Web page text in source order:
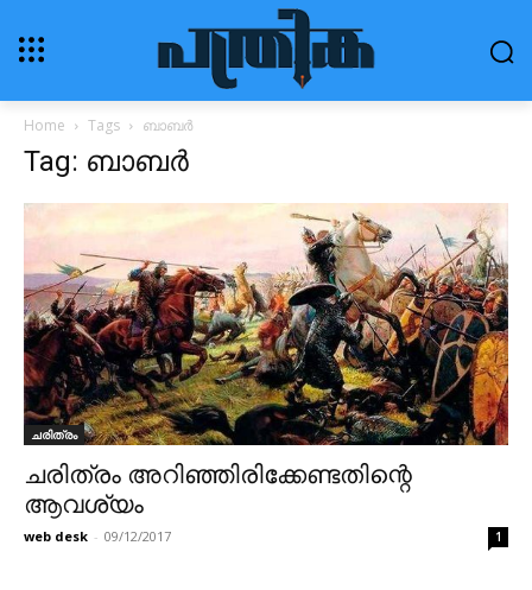
Home Tags ബാബർ
Tag: ബാബർ
ചരിത്രം
ചരിത്രം അറിഞ്ഞിരിക്കേണ്ടതിന്റെ
ആവശ്യം
web desk - 09/12/2017 1